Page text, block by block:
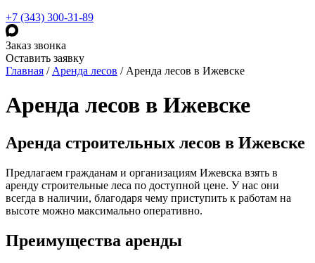
+7 (343) 300-31-89
Заказ звонка
Оставить заявку
Главная / Аренда лесов / Аренда лесов в Ижевске
Аренда лесов в Ижевске
Аренда строительных лесов в Ижевске
Предлагаем гражданам и организациям Ижевска взять в
аренду строительные леса по доступной цене. У нас они
всегда в наличии, благодаря чему приступить к работам на
высоте можно максимально оперативно.
Преимущества аренды